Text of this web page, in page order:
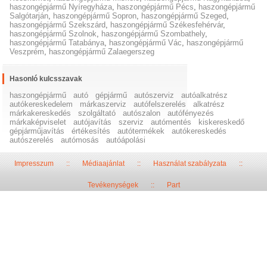
haszongépjármű Nyíregyháza, haszongépjármű Pécs, haszongépjármű
Salgótarján, haszongépjármű Sopron, haszongépjármű Szeged,
haszongépjármű Szekszárd, haszongépjármű Székesfehérvár,
haszongépjármű Szolnok, haszongépjármű Szombathely,
haszongépjármű Tatabánya, haszongépjármű Vác, haszongépjármű
Veszprém, haszongépjármű Zalaegerszeg
Hasonló kulcsszavak
haszongépjármű autó gépjármű autószerviz
autóalkatrész
autókereskedelem
márkaszerviz autófelszerelés
alkatrész
márkakereskedés
szolgáltató autószalon
autófényezés
márkaképviselet
autójavítás szerviz autómentés
kiskereskedő
gépjárműjavítás
értékesítés autótermékek
autókereskedés
autószerelés
autómosás autóápolási
Impresszum::Médiaajánlat::Használat szabályzata::
Tevékenységek:: Part